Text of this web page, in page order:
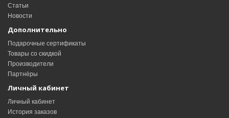
Статьи
Новости
Дополнительно
Подарочные сертификаты
Товары со скидкой
Производители
Партнёры
Личный кабинет
Личный кабинет
История заказов